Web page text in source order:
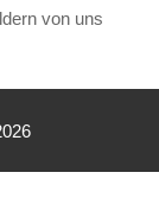
von uns